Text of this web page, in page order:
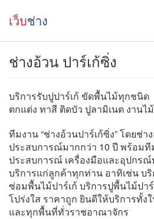
เว็บช่าง
ช่างอ้วน ปาร์เก้ซิ่ง
บริการรับปูปาร์เก้ ขัดพื้นไม้ทุกชนิด
ตกแต่ง ทาสี ติดบัว ปูลามิเนต งาน
ทีมงาน “ช่างอ้วนปาร์เก้ซิ่ง” โดยช่า
ประสบการณ์มากกว่า 10 ปี พร้อม
ประสบการณ์ เครื่องมือและอุปกร
บริการแก่ลูกค้าทุกท่าน อาทิเช่น บ
ซ่อมพื้นไม้ปาร์เก้ บริการปูพื้นไม้ปา
โปร่งใส ราคาถูก ยินดีให้บริการทั้
และทุกพื้นที่ทั่วราชอาณาจักร